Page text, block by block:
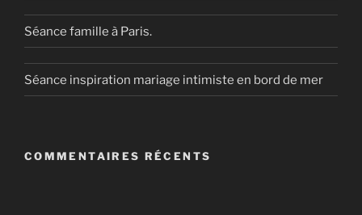
Séance famille à Paris.
Séance inspiration mariage intimiste en bord de mer
COMMENTAIRES RÉCENTS